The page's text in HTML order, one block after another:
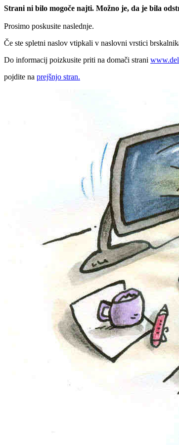
Strani ni bilo mogoče najti. Možno je, da je bila
Prosimo poskusite naslednje.
Če ste spletni naslov vtipkali v naslovni vrstici
Do informacij poizkusite priti na domači strani
pojdite na prejšnjo stran.